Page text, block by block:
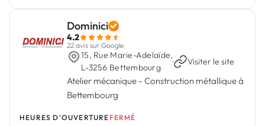
Dominici
4.2
22 avis sur Google
15, Rue Marie-Adelaïde,
L-3256 Bettembourg
· Visiter le site
Atelier mécanique - Construction métallique à
Bettembourg
HEURES D'OUVERTURE FERMÉ